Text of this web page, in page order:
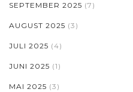
SEPTEMBER 2025 (7)
AUGUST 2025 (3)
JULI 2025 (4)
JUNI 2025 (1)
MAI 2025 (3)